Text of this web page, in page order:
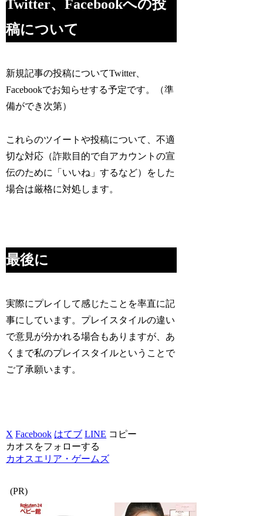
Twitter、Facebookへの投
稿について
新規記事の投稿についてTwitter、
Facebookでお知らせする予定です。（準
備ができ次第）
これらのツイートや投稿について、不適
切な対応（詐欺目的で自アカウントの宣
伝のために「いいね」するなど）をした
場合は厳格に対処します。
最後に
実際にプレイして感じたことを率直に記
事にしています。プレイスタイルの違い
で意見が分かれる場合もありますが、あ
くまで私のプレイスタイルということで
ご了承願います。
X Facebook はてブ LINE コピー
カオスをフォローする
カオスエリア・ゲームズ
(PR)